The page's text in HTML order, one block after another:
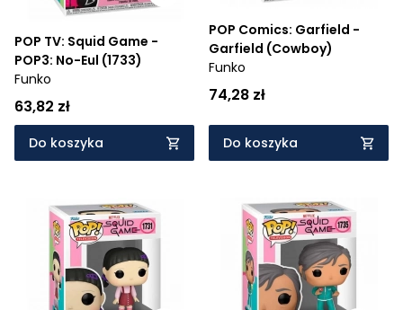
POP TV: Squid Game -
POP3: No-Eul (1733)
Funko
63,82 zł
Do koszyka
POP Comics: Garfield -
Garfield (Cowboy)
Funko
74,28 zł
Do koszyka